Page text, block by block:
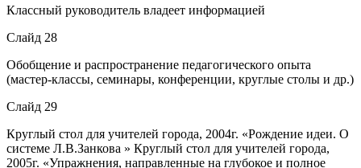
Классный руководитель владеет информацией
Слайд 28
Обобщение и распространение педагогического опыта
(мастер-классы, семинары, конференции, круглые столы и др.)
Слайд 29
Круглый стол для учителей города, 2004г. «Рождение идеи. О
системе Л.В.Занкова » Круглый стол для учителей города,
2005г. «Упражнения, направленные на глубокое и полное